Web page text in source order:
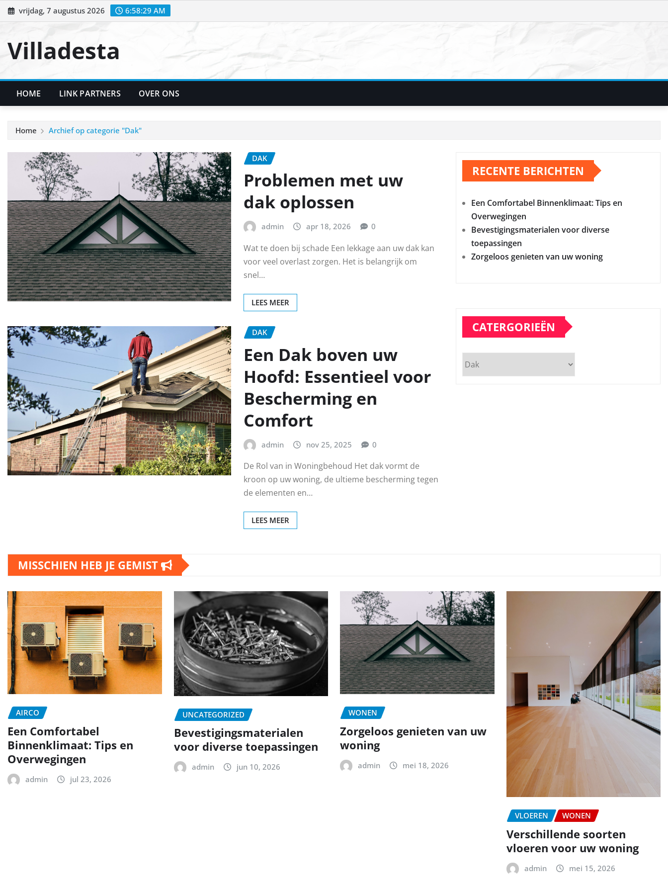
Ga
naar
inhoud
vrijdag, 7 augustus 2026 6:58:30 AM
Villadesta
HOME LINK PARTNERS OVER ONS
Home Archief op categorie "Dak"
DAK
Problemen met uw
dak oplossen
admin apr 18, 2026 0
Wat te doen bij schade Een lekkage aan uw dak kan
voor veel overlast zorgen. Het is belangrijk om
snel…
LEES MEER
DAK
Een Dak boven uw
Hoofd: Essentieel voor
Bescherming en
Comfort
admin nov 25, 2025 0
De Rol van in Woningbehoud Het dak vormt de
kroon op uw woning, de ultieme bescherming tegen
de elementen en…
LEES MEER
RECENTE BERICHTEN
Een Comfortabel Binnenklimaat: Tips en
Overwegingen
Bevestigingsmaterialen voor diverse
toepassingen
Zorgeloos genieten van uw woning
CATERGORIEËN
Catergorieën
MISSCHIEN HEB JE GEMIST
AIRCO
Een Comfortabel
Binnenklimaat: Tips en
Overwegingen
admin jul 23, 2026
UNCATEGORIZED
Bevestigingsmaterialen
voor diverse toepassingen
admin jun 10, 2026
WONEN
Zorgeloos genieten van uw
woning
admin mei 18, 2026
VLOEREN WONEN
Verschillende soorten
vloeren voor uw woning
admin mei 15, 2026